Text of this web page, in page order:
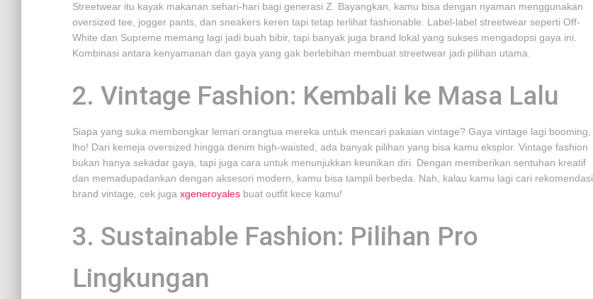
Streetwear itu kayak makanan sehari-hari bagi generasi Z. Bayangkan, kamu bisa dengan nyaman menggunakan
oversized tee, jogger pants, dan sneakers keren tapi tetap terlihat fashionable. Label-label streetwear seperti Off-
White dan Supreme memang lagi jadi buah bibir, tapi banyak juga brand lokal yang sukses mengadopsi gaya ini.
Kombinasi antara kenyamanan dan gaya yang gak berlebihan membuat streetwear jadi pilihan utama.
2. Vintage Fashion: Kembali ke Masa Lalu
Siapa yang suka membongkar lemari orangtua mereka untuk mencari pakaian vintage? Gaya vintage lagi booming,
lho! Dari kemeja oversized hingga denim high-waisted, ada banyak pilihan yang bisa kamu eksplor. Vintage fashion
bukan hanya sekadar gaya, tapi juga cara untuk menunjukkan keunikan diri. Dengan memberikan sentuhan kreatif
dan memadupadankan dengan aksesori modern, kamu bisa tampil berbeda. Nah, kalau kamu lagi cari rekomendasi
brand vintage, cek juga xgeneroyales buat outfit kece kamu!
3. Sustainable Fashion: Pilihan Pro
Lingkungan